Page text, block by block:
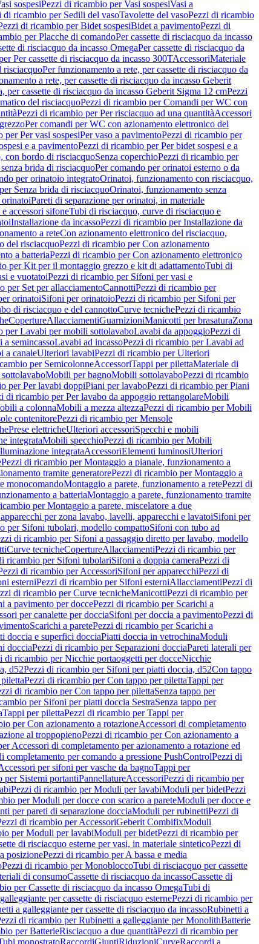
sospesiPezzi di ricambio per Vasi sospesiVasi a
di ricambio per Sedili del vasoTavolette del vasoPezzi di ricambio
di ricambio per Bidet sospesiBidet a pavimentoPezzi di
per Placche di comandoPer cassette di risciacquo da incasso
di risciacquo da incasso OmegaPer cassette di risciacquo da
Per cassette di risciacquo da incasso 300TAccessoriMateriale
risciacquoPer funzionamento a rete, per cassette di risciacquo da
a rete, per cassette di risciacquo da incasso Geberit
per cassette di risciacquo da incasso Geberit Sigma 12 cmPezzi
del risciacquoPezzi di ricambio per Comandi per WC con
Pezzi di ricambio per Per risciacquo ad una quantitàAccessori
Per comandi per WC con azionamento elettronico del
per Per vasi sospesiPer vaso a pavimentoPezzi di ricambio per
e a pavimentoPezzi di ricambio per Per bidet sospesi e a
con bordo di risciacquoSenza coperchioPezzi di ricambio per
brida di risciacquoPer comando per orinatoi esterno o da
per orinatoio integratoOrinatoi, funzionamento con risciacquo,
Senza brida di risciacquoOrinatoi, funzionamento senza
orinatoiPareti di separazione per orinatoi, in materiale
accessori sifoneTubi di risciacquo, curve di risciacquo e
Installazione da incassoPezzi di ricambio per Installazione da
a reteCon azionamento elettronico del risciacquo,
del risciacquoPezzi di ricambio per Con azionamento
a batteriaPezzi di ricambio per Con azionamento elettronico
per Kit per il montaggio grezzo e kit di adattamentoTubi di
e vuotatoiPezzi di ricambio per Sifoni per vasi e
per Set per allacciamentoCannottiPezzi di ricambio per
orinatoiSifoni per orinatoioPezzi di ricambio per Sifoni per
di risciacquo e del cannottoCurve tecnichePezzi di ricambio
CopertureAllacciamentiGuarnizioniManicotti per brasaturaZona
per Lavabi per mobili sottolavaboLavabi da appoggioPezzi di
semincassoLavabi ad incassoPezzi di ricambio per Lavabi ad
a canaleUlteriori lavabiPezzi di ricambio per Ulteriori
per SemicolonneAccessoriTappi per pilettaMateriale di
Mobili per bagnoMobili sottolavaboPezzi di ricambio
per Per lavabi doppiPiani per lavaboPezzi di ricambio per Piani
di ricambio per Per lavabo da appoggio rettangolareMobili
a colonnaMobili a mezza altezzaPezzi di ricambio per Mobili
contenitorePezzi di ricambio per Mensole
Prese elettricheUlteriori accessoriSpecchi e mobili
integrataMobili specchioPezzi di ricambio per Mobili
integrataAccessoriElementi luminosiUlteriori
Pezzi di ricambio per Montaggio a pianale, funzionamento a
tramite generatorePezzi di ricambio per Montaggio a
monocomandoMontaggio a parete, funzionamento a retePezzi di
a batteriaMontaggio a parete, funzionamento tramite
per Montaggio a parete, miscelatore a due
per zona lavabo, lavelli, apparecchi e lavatoiSifoni per
per Sifoni tubolari, modello compattoSifoni con tubo ad
di ricambio per Sifoni a passaggio diretto per lavabo, modello
Curve tecnicheCopertureAllacciamentiPezzi di ricambio per
ricambio per Sifoni tubolariSifoni a doppia cameraPezzi di
di ricambio per AccessoriSifoni per apparecchiPezzi di
esterniPezzi di ricambio per Sifoni esterniAllacciamentiPezzi di
di ricambio per Curve tecnicheManicottiPezzi di ricambio per
a pavimento per doccePezzi di ricambio per Scarichi a
per canalette per docciaSifoni per doccia a pavimentoPezzi di
Scarichi a paretePezzi di ricambio per Scarichi a
doccia e superfici docciaPiatti doccia in vetrochinaModuli
docciaPezzi di ricambio per Separazioni docciaPareti laterali per
di ricambio per Nicchie portaoggetti per docceNicchie
d52Pezzi di ricambio per Sifoni per piatti doccia, d52Con tappo
Pezzi di ricambio per Con tappo per pilettaTappi per
di ricambio per Con tappo per pilettaSenza tappo per
per Sifoni per piatti doccia SestraSenza tappo per
Tappi per pilettaPezzi di ricambio per Tappi per
per Con azionamento a rotazioneAccessori di completamento
al troppopienoPezzi di ricambio per Con azionamento a
Accessori di completamento per azionamento a rotazione ed
completamento per comando a pressione PushControlPezzi di
per sifoni per vasche da bagnoTappi per
per Sistemi portantiPannellatureAccessoriPezzi di ricambio per
Pezzi di ricambio per Moduli per lavabiModuli per bidetPezzi
per Moduli per docce con scarico a pareteModuli per docce e
per pareti di separazione docciaModuli per rubinettiPezzi di
di ricambio per AccessoriGeberit CombifixModuli
per Moduli per lavabiModuli per bidetPezzi di ricambio per
di risciacquo esterne per vasi, in materiale sinteticoPezzi di
posizionePezzi di ricambio per A bassa e media
Pezzi di ricambio per MonobloccoTubi di risciacquo per cassette
di consumoCassette di risciacquo da incassoCassette di
per Cassette di risciacquo da incasso OmegaTubi di
per cassette di risciacquo esternePezzi di ricambio per
a galleggiante per cassette di risciacquo da incassoRubinetti a
di ricambio per Rubinetti a galleggiante per MonolithBatterie
per BatterieRisciacquo a due quantitàPezzi di ricambio per
monostratoRaccordiGiuntiRiduzioniCurveRaccordi a